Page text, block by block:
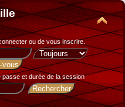
ou de vous inscrire.
et durée de la session